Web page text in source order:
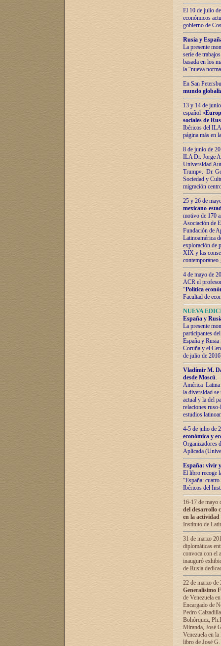
El 10 de julio
económicos
gobierno de
Rusia y
La presente
serie de
basada en los
la “nueva
En San
mundo
13 y 14 de
español «
sociales de
Ibéricos del ILA
página más en
8 de junio de
ILA Dr. Jorge
Universidad
Trump». Dr.
Sociedad y
migración
25 y 26 de
mexicano-
motivo de 170
Asociación de
Fundación de
Latinoamérica
exploración de
XIX y las
contemporáneo
4 de mayo de
ACR el
“Política
Facultad de
NUEVA
España y
La presente
participantes
España y
Coruña y el
de julio de
Vladímir М.
desde Moscú.
América Latina
la diversidad
actual у lа del
relaciones
estudios
4-5 de julio de
económica y
Organizadores
Aplicada
España: vivir
El libro recoge
“España:
Ibéricos del
16-17 de mayo
del desarrollo
en la
Instituto de
31 de marzo
diplomáticas
convoca con el
inauguró
de Rusia
22 de marzo
Generalísimo
de Venezuela
Encargado de
Pedro
Bohórquez,
Miranda, José
Venezuela en
libro de José